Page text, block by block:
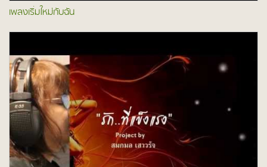
เพลงเริ่มใหม่กับฉัน